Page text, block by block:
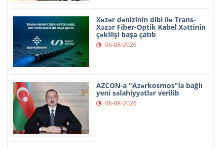
Xəzər dənizinin dibi ilə Trans-
Xəzər Fiber-Optik Kabel Xəttinin
çəkilişi başa çatıb
06-08-2026
AZCON-a "Azərkosmos"la bağlı
yeni səlahiyyətlər verilib
06-08-2026